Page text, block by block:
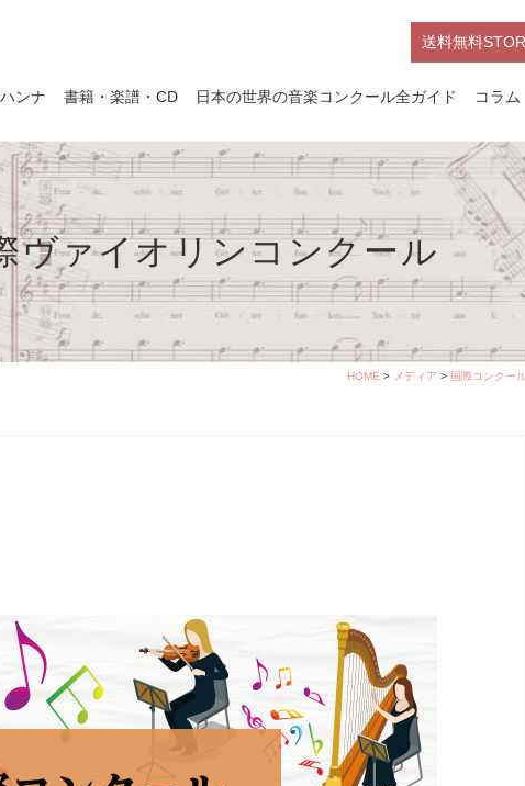
送料無料
ンナ 書籍・楽譜・CD 日本の世界の音楽コンクール全ガイド コラム
ヴァイオリンコンクール
HOME > メディア > 国際コンクー